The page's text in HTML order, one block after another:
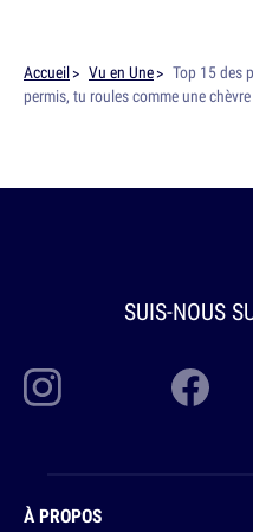
Accueil Vu en Une
Top 15 des
permis, tu roules comme une chèvre
SUIS-NOUS
À PROPOS